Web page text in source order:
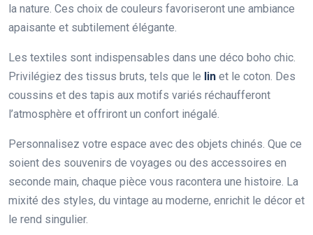
la nature. Ces choix de couleurs favoriseront une ambiance
apaisante et subtilement élégante.
Les textiles sont indispensables dans une déco boho chic.
Privilégiez des tissus bruts, tels que le lin et le coton. Des
coussins et des tapis aux motifs variés réchaufferont
l’atmosphère et offriront un confort inégalé.
Personnalisez votre espace avec des objets chinés. Que ce
soient des souvenirs de voyages ou des accessoires en
seconde main, chaque pièce vous racontera une histoire. La
mixité des styles, du vintage au moderne, enrichit le décor et
le rend singulier.